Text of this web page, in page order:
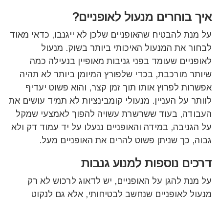
איך בוחרים מנעול לאופניים?
על מנת להבטיח שהאופניים שלכן לא ייגנבו, כדאי מאוד
לבחור את המנעול האיכותי ביותר בשוק. מנעול
לאופניים שעומד בפני גניבות מאופיין בנעילה כמה
שיותר מורכבת, בכדי שלפורץ המיומן ביותר לא תהיה
אפשרות לפרוץ אותו תוך זמן קצר, והוא פשוט יעדיף
לוותר על העניין. מנעולי קומבינציות לא תמיד עושים את
העבודה, בעוד ששרשרת עשויה להפוך לאמצעי שמקל
על הגניבה, במידה והאופניים ננעלו על יד עמוד דק ולא
גבוה, כך שניתן פשוט להרים את האופניים מעל.
דרכים נוספות למנוע גנבות
על מנת להגן על האופניים, יש לדאוג לרכוש לא רק
מנעול לאופניים שנחשב לבטיחותי, אלא גם לנקוט